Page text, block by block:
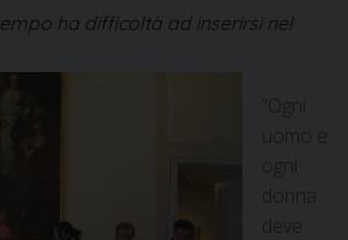
ha difficoltà ad inserirsi nel
“Ogni
uomo e
ogni
donna
deve